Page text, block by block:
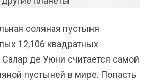
соляная пустыня
12,106 квадратных
де Уюни считается самой
пустыней в мире. Попасть